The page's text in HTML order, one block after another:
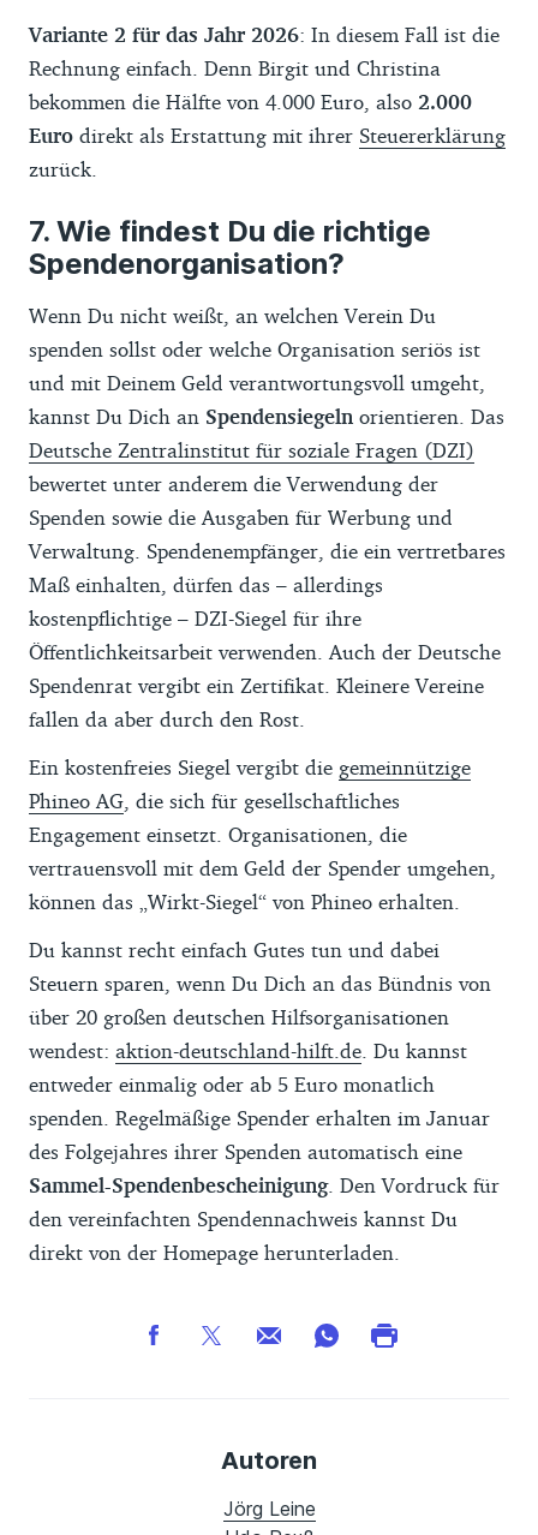
Variante 2 für das Jahr 2026: In diesem Fall ist die
Rechnung einfach. Denn Birgit und Christina
bekommen die Hälfte von 4.000 Euro, also 2.000
Euro direkt als Erstattung mit ihrer Steuererklärung
zurück.
Wie findest Du die richtige
Spendenorganisation?
Wenn Du nicht weißt, an welchen Verein Du
spenden sollst oder welche Organisation seriös ist
und mit Deinem Geld verantwortungsvoll umgeht,
kannst Du Dich an Spendensiegeln orientieren. Das
Deutsche Zentralinstitut für soziale Fragen (DZI)
bewertet unter anderem die Verwendung der
Spenden sowie die Ausgaben für Werbung und
Verwaltung. Spendenempfänger, die ein vertretbares
Maß einhalten, dürfen das – allerdings
kostenpflichtige – DZI-Siegel für ihre
Öffentlichkeitsarbeit verwenden. Auch der Deutsche
Spendenrat vergibt ein Zertifikat. Kleinere Vereine
fallen da aber durch den Rost.
Ein kostenfreies Siegel vergibt die gemeinnützige
Phineo AG , die sich für gesellschaftliches
Engagement einsetzt. Organisationen, die
vertrauensvoll mit dem Geld der Spender umgehen,
können das „Wirkt-Siegel“ von Phineo erhalten.
Du kannst recht einfach Gutes tun und dabei
Steuern sparen, wenn Du Dich an das Bündnis von
über 20 großen deutschen Hilfsorganisationen
wendest: aktion-deutschland-hilft.de . Du kannst
entweder einmalig oder ab 5 Euro monatlich
spenden. Regelmäßige Spender erhalten im Januar
des Folgejahres ihrer Spenden automatisch eine
Sammel-Spendenbescheinigung. Den Vordruck für
den vereinfachten Spendennachweis kannst Du
direkt von der Homepage herunterladen.
Autoren
Jörg Leine